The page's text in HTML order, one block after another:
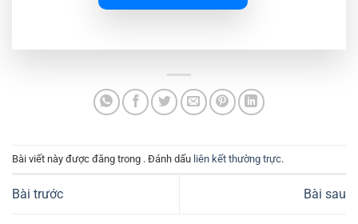
Bài viết này được đăng trong . Đánh dấu liên kết thường trực.
Bài trước Bài sau